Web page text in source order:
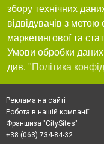
збору технічних
відвідувачів з
маркетингової та
Умови обробки даних
див. "Політика
Реклама на сайті
Робота в нашій компанії
Франшиза "CitySites"
+38 (063) 734-84-32